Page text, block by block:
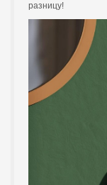
разницу!